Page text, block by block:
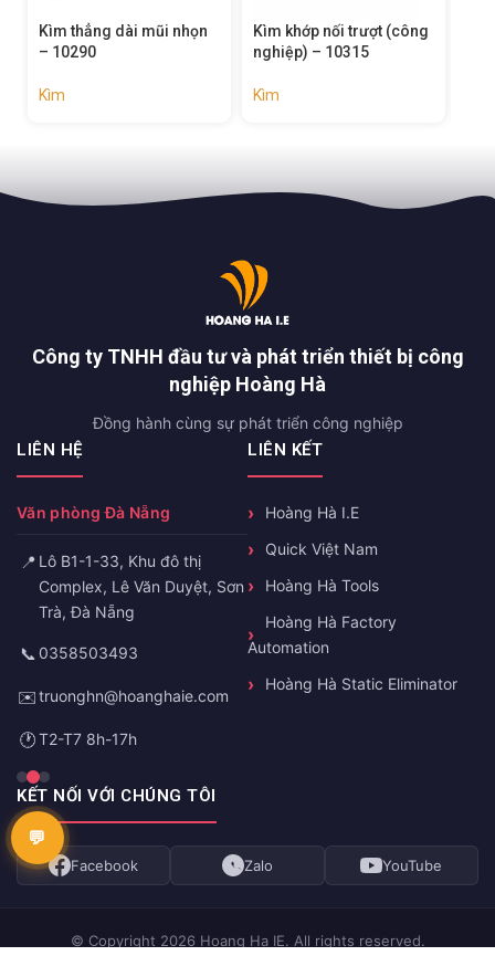
Kìm thẳng dài mũi nhọn
– 10290
Kìm
Kìm khớp nối trượt (công
nghiệp) – 10315
Kìm
Công ty TNHH đầu tư và phát triển thiết bị công
nghiệp Hoàng Hà
Đồng hành cùng sự phát triển công nghiệp
LIÊN HỆ
Văn phòng Đà Nẵng
📍 Lô B1-1-33, Khu đô thị
Complex, Lê Văn Duyệt, Sơn
Trà, Đà Nẵng
📞 0358503493
✉️truonghn@hoanghaie.com
🕐T2-T7 8h-17h
LIÊN KẾT
Hoàng Hà I.E
Quick Việt Nam
Hoàng Hà Tools
Hoàng Hà Factory
Automation
Hoàng Hà Static Eliminator
KẾT NỐI VỚI CHÚNG TÔI
Facebook Zalo YouTube
© Copyright 2026 Hoang Ha IE. All rights reserved.